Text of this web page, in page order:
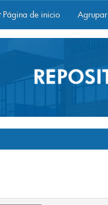
Página de inicio Agrupar